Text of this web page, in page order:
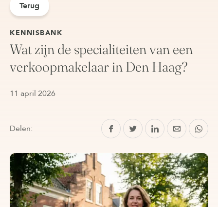
Terug
KENNISBANK
Wat zijn de specialiteiten van een
verkoopmakelaar in Den Haag?
11 april 2026
Delen: